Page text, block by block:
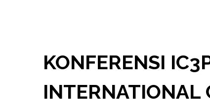
KONFERENSI
INTERNATIONAL